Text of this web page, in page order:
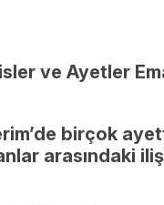
ve Ayetler
birçok
arasındaki